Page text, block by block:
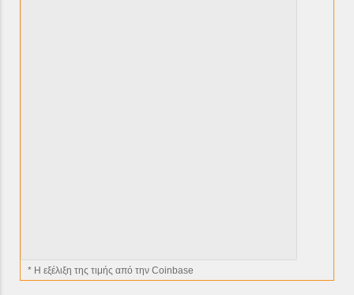
* H εξέλιξη της τιμής από την Coinbase